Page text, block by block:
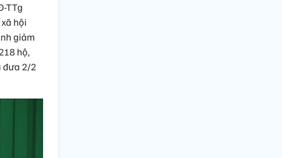
TTg
hội
giảm
hộ,
đưa 2/2